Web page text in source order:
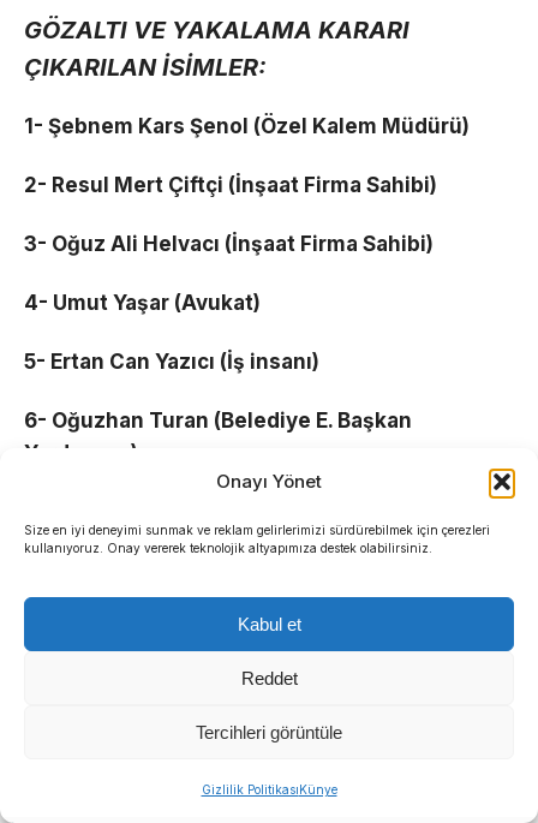
Onayı Yönet
Size en iyi deneyimi sunmak ve reklam gelirlerimizi sürdürebilmek için çerezleri
kullanıyoruz. Onay vererek teknolojik altyapımıza destek olabilirsiniz.
Kabul et
Reddet
Tercihleri görüntüle
Gizlilik PolitikasıKünye
GÖZALTI VE YAKALAMA KARARI
ÇIKARILAN İSİMLER:
1- Şebnem Kars Şenol (Özel Kalem Müdürü)
2- Resul Mert Çiftçi (İnşaat Firma Sahibi)
3- Oğuz Ali Helvacı (İnşaat Firma Sahibi)
4- Umut Yaşar (Avukat)
5- Ertan Can Yazıcı (İş insanı)
6- Oğuzhan Turan (Belediye E. Başkan
Yardımcısı)
9- İsmail Yurtseven (Eğitimci)
10- Macit Günel (İş insanı)
11- Ezgi Tezcan Yaşar (Avukat)